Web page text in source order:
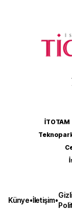
İTOTAM
Künye•İletişim•